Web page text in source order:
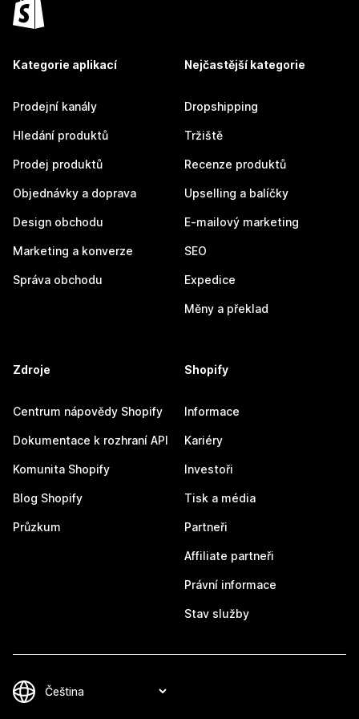
Kategorie aplikací
Prodejní kanály
Hledání produktů
Prodej produktů
Objednávky a doprava
Design obchodu
Marketing a konverze
Správa obchodu
Nejčastější kategorie
Dropshipping
Tržiště
Recenze produktů
Upselling a balíčky
E-mailový marketing
SEO
Expedice
Měny a překlad
Zdroje
Centrum nápovědy Shopify
Dokumentace k rozhraní API
Komunita Shopify
Blog Shopify
Průzkum
Shopify
Informace
Kariéry
Investoři
Tisk a média
Partneři
Affiliate partneři
Právní informace
Stav služby